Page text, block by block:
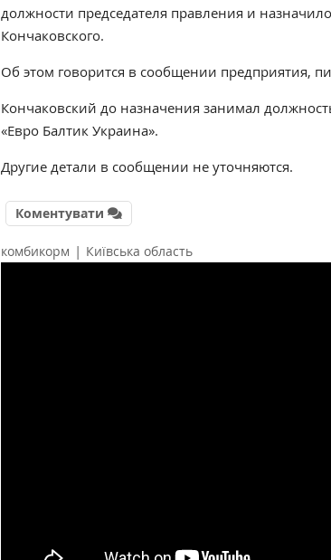
должности председателя правления и
Кончаковского.
Об этом говорится в сообщении предприятия,
Кончаковский до назначения занимал
«Евро Балтик Украина».
Другие детали в сообщении не уточняются.
Коментувати
комбикорм | Київська область